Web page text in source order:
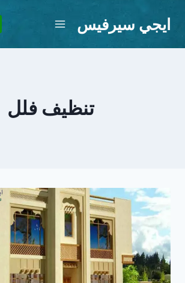
ايجي سيرفيس
تنظيف فلل